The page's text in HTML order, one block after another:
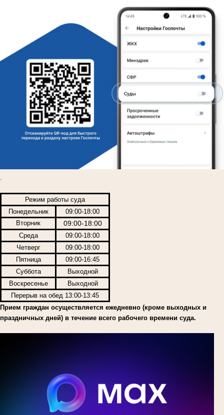
Режим работы суда
Понедельник
09:00-18:00
Вторник
09:00-18:00
Среда
09:00-18:00
Четверг
09:00-18:00
Пятница
09:00-16:45
Суббота
Выходной
Воскресенье
Выходной
Перерыв на обед 13:00-13:45
Прием граждан осуществляется ежедневно (кроме выходных и
праздничных дней) в течение всего рабочего времени суда.